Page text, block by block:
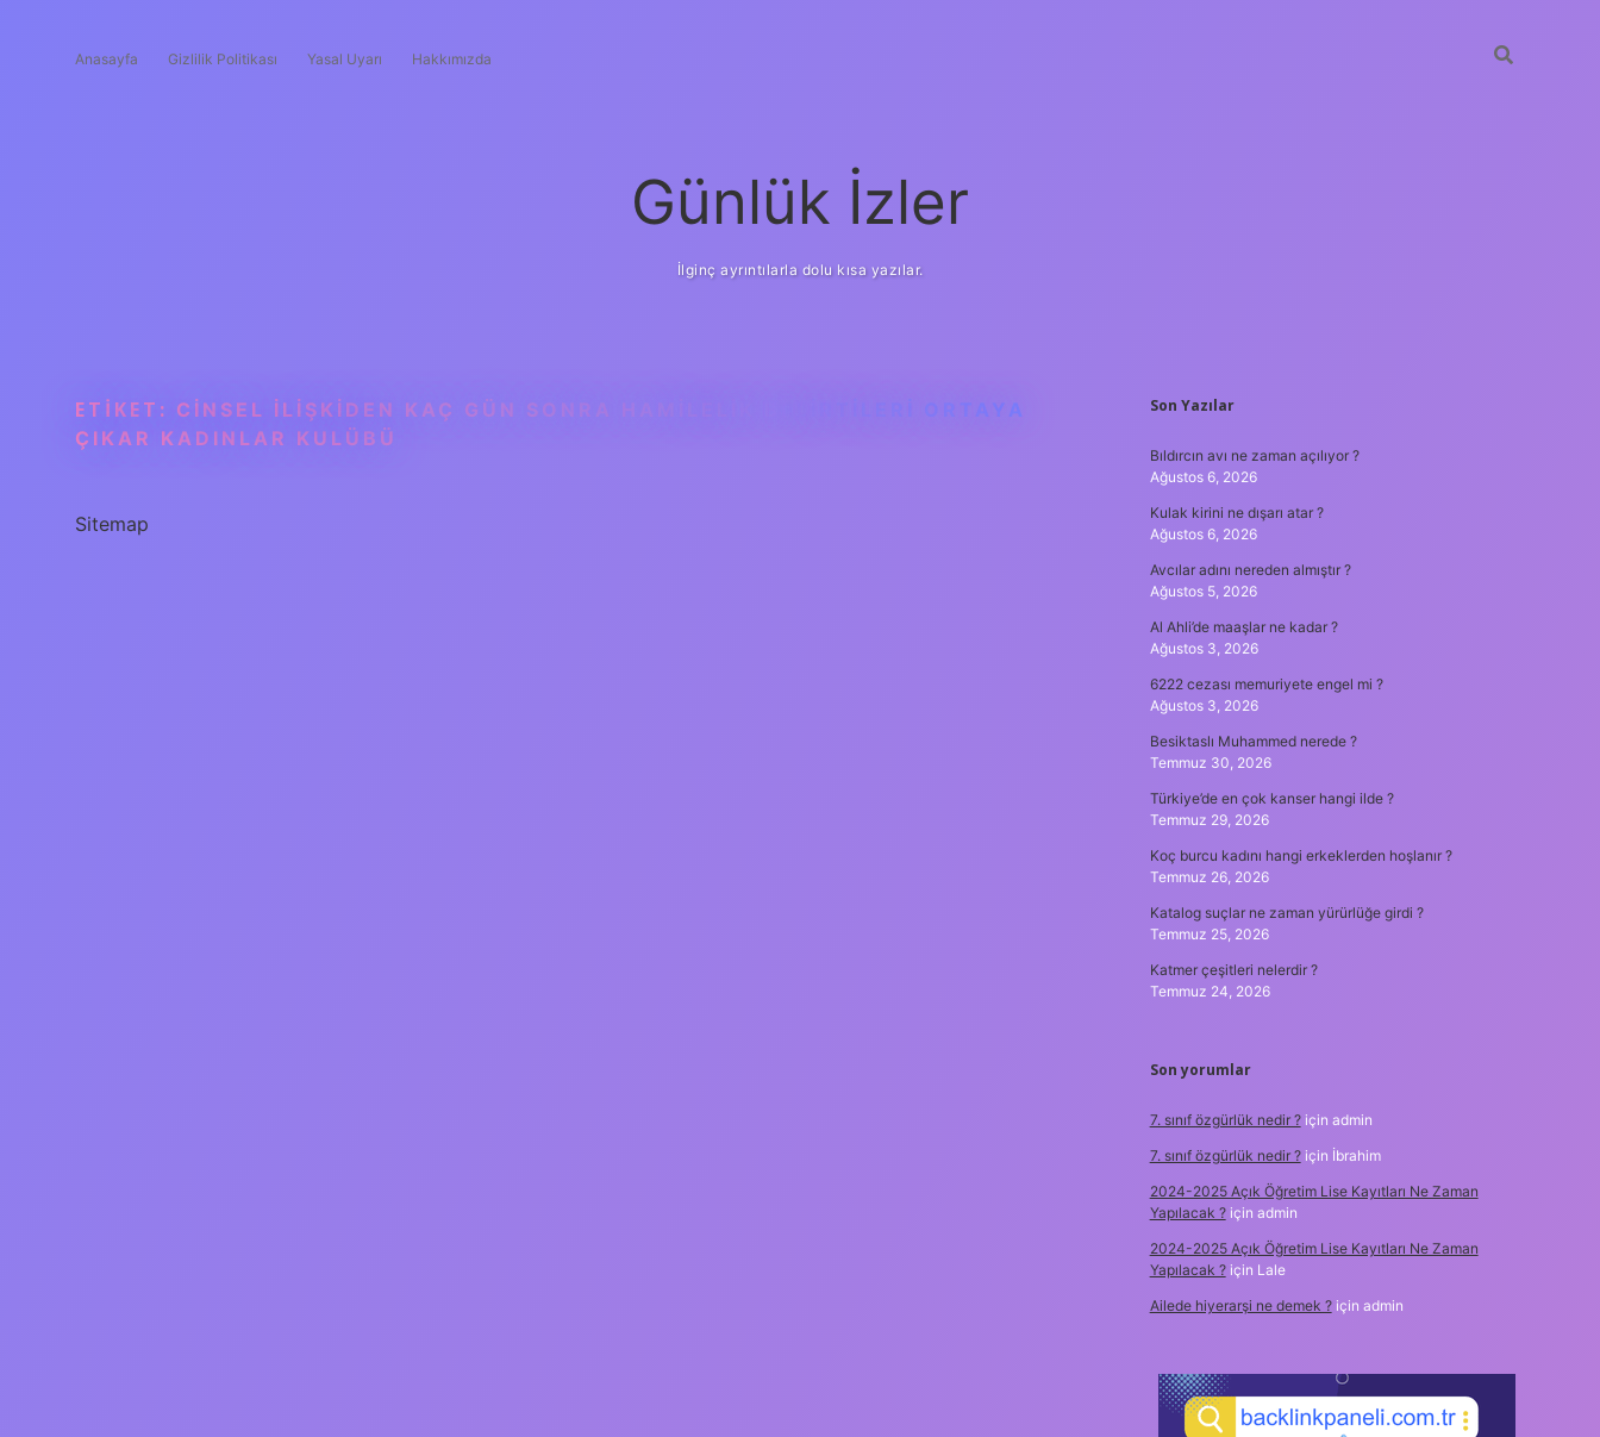
Anasayfa Gizlilik Politikası Yasal Uyarı Hakkımızda
Günlük İzler
İlginç ayrıntılarla dolu kısa yazılar.
ETIKET: CINSEL ILIŞKIDEN KAÇ GÜN SONRA HAMILELIK BELIRTILERI ORTAYA
ÇIKAR KADINLAR KULÜBÜ
Sitemap
SIDEBAR
Son Yazılar
Bıldırcın avı ne zaman açılıyor ?
Ağustos 6, 2026
Kulak kirini ne dışarı atar ?
Ağustos 6, 2026
Avcılar adını nereden almıştır ?
Ağustos 5, 2026
Al Ahli’de maaşlar ne kadar ?
Ağustos 3, 2026
6222 cezası memuriyete engel mi ?
Ağustos 3, 2026
Besiktaslı Muhammed nerede ?
Temmuz 30, 2026
Türkiye’de en çok kanser hangi ilde ?
Temmuz 29, 2026
Koç burcu kadını hangi erkeklerden hoşlanır ?
Temmuz 26, 2026
Katalog suçlar ne zaman yürürlüğe girdi ?
Temmuz 25, 2026
Katmer çeşitleri nelerdir ?
Temmuz 24, 2026
Son yorumlar
7. sınıf özgürlük nedir ?için admin
7. sınıf özgürlük nedir ?için İbrahim
2024-2025 Açık Öğretim Lise Kayıtları Ne Zaman
Yapılacak ?için admin
2024-2025 Açık Öğretim Lise Kayıtları Ne Zaman
Yapılacak ?için Lale
Ailede hiyerarşi ne demek ?için admin